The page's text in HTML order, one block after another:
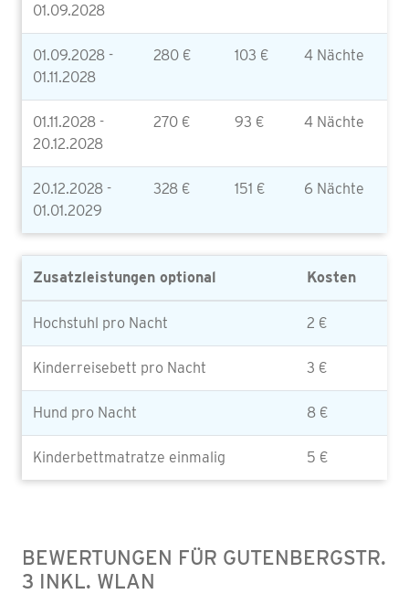
01.09.2028
01.09.2028 -
01.11.2028
280 € 103 € 4 Nächte
01.11.2028 -
20.12.2028
270 € 93 € 4 Nächte
20.12.2028 -
01.01.2029
328 € 151 € 6 Nächte
Zusatzleistungen optional Kosten
Hochstuhl pro Nacht 2 €
Kinderreisebett pro Nacht 3 €
Hund pro Nacht 8 €
Kinderbettmatratze einmalig 5 €
BEWERTUNGEN FÜR GUTENBERGSTR.
3 INKL. WLAN